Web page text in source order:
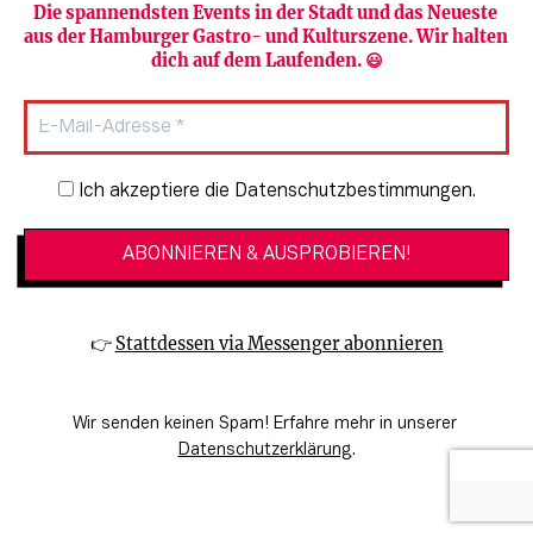
Die spannendsten Events in der Stadt und das Neueste
aus der Hamburger Gastro- und Kulturszene. Wir halten
dich auf dem Laufenden. 😃
Newsletter-Anmeldung
Ich akzeptiere die Datenschutzbestimmungen.
👉 Stattdessen via Messenger abonnieren
Wir senden keinen Spam! Erfahre mehr in unserer
Datenschutzerklärung.
Ausgelassen durch den Sommer: Musik